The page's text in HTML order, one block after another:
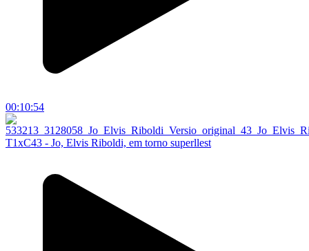
00:10:54
T1xC43 - Jo, Elvis Riboldi, em torno superllest